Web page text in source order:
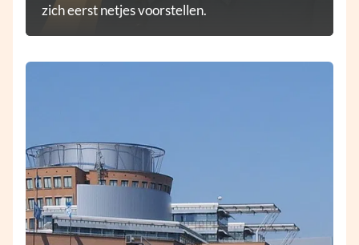
zich eerst netjes voorstellen.